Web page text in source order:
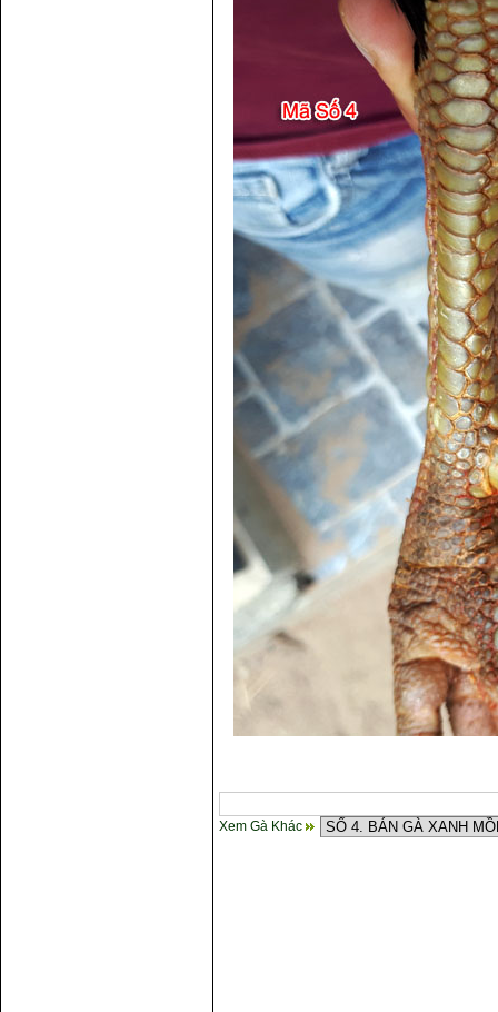
Xem Gà Khác